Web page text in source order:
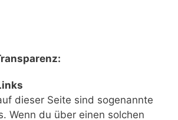
dieser Seite sind sogenannte
Wenn du über einen solchen